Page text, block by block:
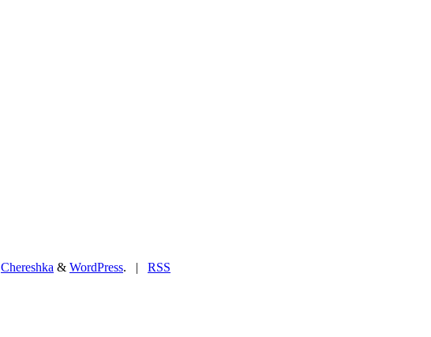
Chereshka & WordPress. | RSS